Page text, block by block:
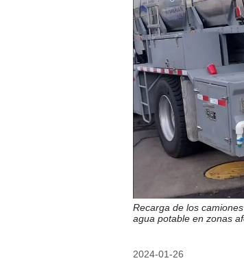
Recarga de los
agua potable en zonas
2024-01-26